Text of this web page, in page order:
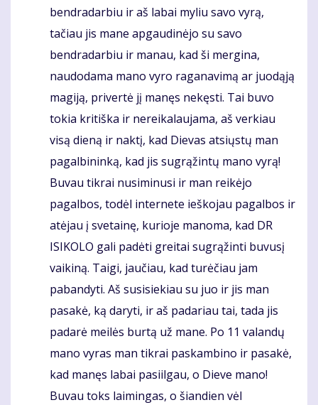
bendradarbiu ir aš labai myliu savo vyrą,
tačiau jis mane apgaudinėjo su savo
bendradarbiu ir manau, kad ši mergina,
naudodama mano vyro raganavimą ar juodąją
magiją, privertė jį manęs nekęsti. Tai buvo
tokia kritiška ir nereikalaujama, aš verkiau
visą dieną ir naktį, kad Dievas atsiųstų man
pagalbininką, kad jis sugrąžintų mano vyrą!
Buvau tikrai nusiminusi ir man reikėjo
pagalbos, todėl internete ieškojau pagalbos ir
atėjau į svetainę, kurioje manoma, kad DR
ISIKOLO gali padėti greitai sugrąžinti buvusį
vaikiną. Taigi, jaučiau, kad turėčiau jam
pabandyti. Aš susisiekiau su juo ir jis man
pasakė, ką daryti, ir aš padariau tai, tada jis
padarė meilės burtą už mane. Po 11 valandų
mano vyras man tikrai paskambino ir pasakė,
kad manęs labai pasiilgau, o Dieve mano!
Buvau toks laimingas, o šiandien vėl